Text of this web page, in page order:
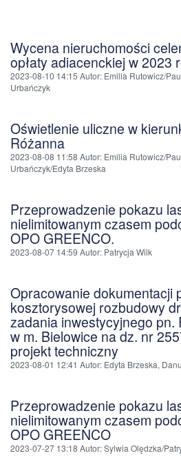
Wycena nieruchomości
opłaty adiacenckiej w 2023
2023-08-10 14:15 Autor: Emilia Rutowicz/
Urbańczyk
Oświetlenie uliczne w
Różanna
2023-08-08 11:58 Autor: Emilia Rutowicz/
Urbańczyk/Edyta Brzeska
Przeprowadzenie pokazu
nielimitowanym czasem
OPO GREENCO.
2023-08-07 14:59 Autor: Patrycja Wilk
Opracowanie dokumentacji
kosztorysowej rozbudowy
zadania inwestycyjnego pn.
w m. Bielowice na dz. nr
projekt techniczny
2023-08-01 12:41 Autor: Edyta Brzeska,
Przeprowadzenie pokazu
nielimitowanym czasem
OPO GREENCO
2023-07-27 13:18 Autor: Sylwia Olędzka/